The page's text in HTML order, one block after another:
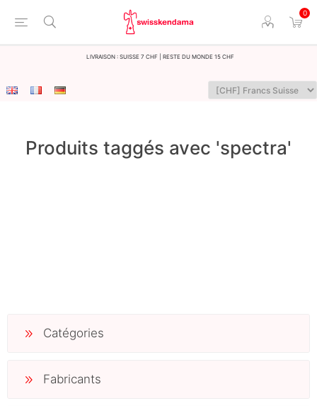
0
LIvraison : Suisse 7 CHF | Reste du monde 15 CHF
Produits taggés avec 'spectra'
Catégories
Fabricants